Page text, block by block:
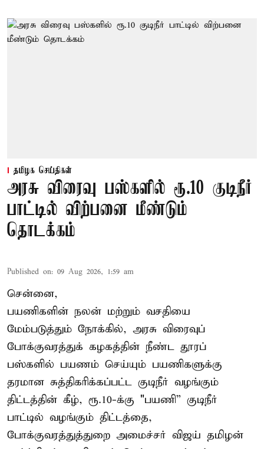
தமிழக செய்திகள்
அரசு விரைவு பஸ்களில் ரூ.10 குடிநீர்
பாட்டில் விற்பனை மீண்டும்
தொடக்கம்
Published on: 09 Aug 2026, 1:59 am
சென்னை,
பயணிகளின் நலன் மற்றும் வசதியை
மேம்படுத்தும் நோக்கில், அரசு விரைவுப்
போக்குவரத்துக் கழகத்தின் நீண்ட தூரப்
பஸ்களில் பயணம் செய்யும் பயணிகளுக்கு
தரமான சுத்திகரிக்கப்பட்ட குடிநீர் வழங்கும்
திட்டத்தின் கீழ், ரூ.10-க்கு "பயணி” குடிநீர்
பாட்டில் வழங்கும் திட்டத்தை,
போக்குவரத்துத்துறை அமைச்சர் விஜய் தமிழன்